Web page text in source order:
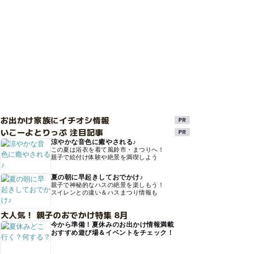
お出かけ家族にイチオシ情報
いこーよとりっぷ 注目記事
涼やかな音色に癒やされる♪
この夏は浴衣を着て風鈴市・まつりへ！
親子で絵付け体験や絶景を満喫しよう
夏の朝に早起きしておでかけ♪
親子で神秘的なハスの絶景を楽しもう！
スイレンとの違い＆ハスまつり情報も
大人気！ 親子のおでかけ特集 8月
今から準備！夏休みのお出かけ情報満載
おすすめ遊び場＆イベントをチェック！